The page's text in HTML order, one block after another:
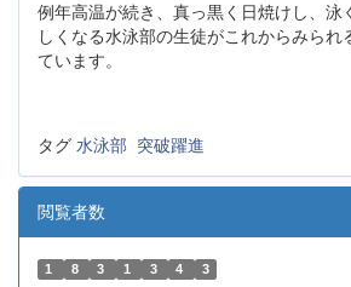
例年高温が続き、真っ黒く日焼けし、泳
しくなる水泳部の生徒がこれからみられ
ています。
タグ 水泳部 突破躍進
閲覧者数
1 8 3 1 3 4 3